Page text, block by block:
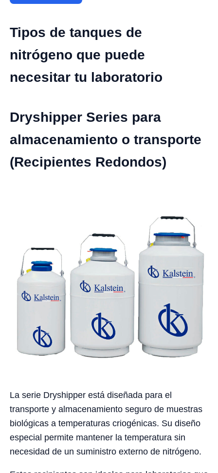
Tipos de tanques de
nitrógeno que puede
necesitar tu laboratorio
Dryshipper Series para
almacenamiento o transporte
(Recipientes Redondos)
La serie Dryshipper está diseñada para el
transporte y almacenamiento seguro de muestras
biológicas a temperaturas criogénicas. Su diseño
especial permite mantener la temperatura sin
necesidad de un suministro externo de nitrógeno.